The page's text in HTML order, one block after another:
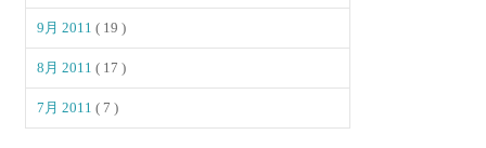
9月 2011( 19 )
8月 2011( 17 )
7月 2011( 7 )